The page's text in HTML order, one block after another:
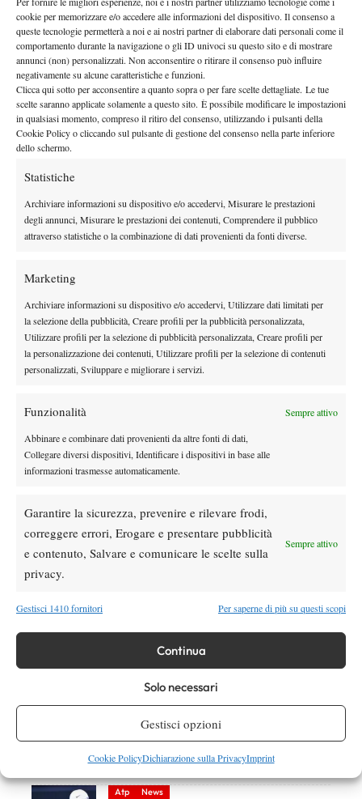
cookie per memorizzare e/o accedere alle informazioni del dispositivo. Il consenso a
queste tecnologie permetterà a noi e ai nostri partner di elaborare dati personali come il
comportamento durante la navigazione o gli ID univoci su questo sito e di mostrare
annunci (non) personalizzati. Non acconsentire o ritirare il consenso può influire
negativamente su alcune caratteristiche e funzioni.
Clicca qui sotto per acconsentire a quanto sopra o per fare scelte dettagliate. Le tue
scelte saranno applicate solamente a questo sito. È possibile modificare le impostazioni
in qualsiasi momento, compreso il ritiro del consenso, utilizzando i pulsanti della
Cookie Policy o cliccando sul pulsante di gestione del consenso nella parte inferiore
dello schermo.
Statistiche
Archiviare informazioni su dispositivo e/o accedervi, Misurare le prestazioni
degli annunci, Misurare le prestazioni dei contenuti, Comprendere il pubblico
attraverso statistiche o la combinazione di dati provenienti da fonti diverse.
Marketing
Archiviare informazioni su dispositivo e/o accedervi, Utilizzare dati limitati per
la selezione della pubblicità, Creare profili per la pubblicità personalizzata,
Utilizzare profili per la selezione di pubblicità personalizzata, Creare profili per
la personalizzazione dei contenuti, Utilizzare profili per la selezione di contenuti
personalizzati, Sviluppare e migliorare i servizi.
Funzionalità Sempre attivo
Abbinare e combinare dati provenienti da altre fonti di dati,
Collegare diversi dispositivi, Identificare i dispositivi in base alle
informazioni trasmesse automaticamente.
Garantire la sicurezza, prevenire e rilevare frodi,
correggere errori, Erogare e presentare pubblicità
e contenuto, Salvare e comunicare le scelte sulla
privacy.
Sempre attivo
Gestisci 1410 fornitori Per saperne di più su questi scopi
Continua
Solo necessari
Gestisci opzioni
Cookie PolicyDichiarazione sulla PrivacyImprint
futuro, Daniel Orsanic resterà per sempre colui che ha portato
l’Argentina sultettodel mondo: un po’ come il nostro Nicola
Pietrangeli, celebrato ancora oggi per il successo del 1976. Noi
italiani dobbiamo sperare in una sorta diappagamento, perché
sarà proprio il team azzurro a sfidare l’Argentina nel primo turno
del 2017 (dal 3 al 5 febbraio).
Nessun commento
DI TENDENZA
Atp News
Masters 1000 Montreal 2026: Darderi
Atp News